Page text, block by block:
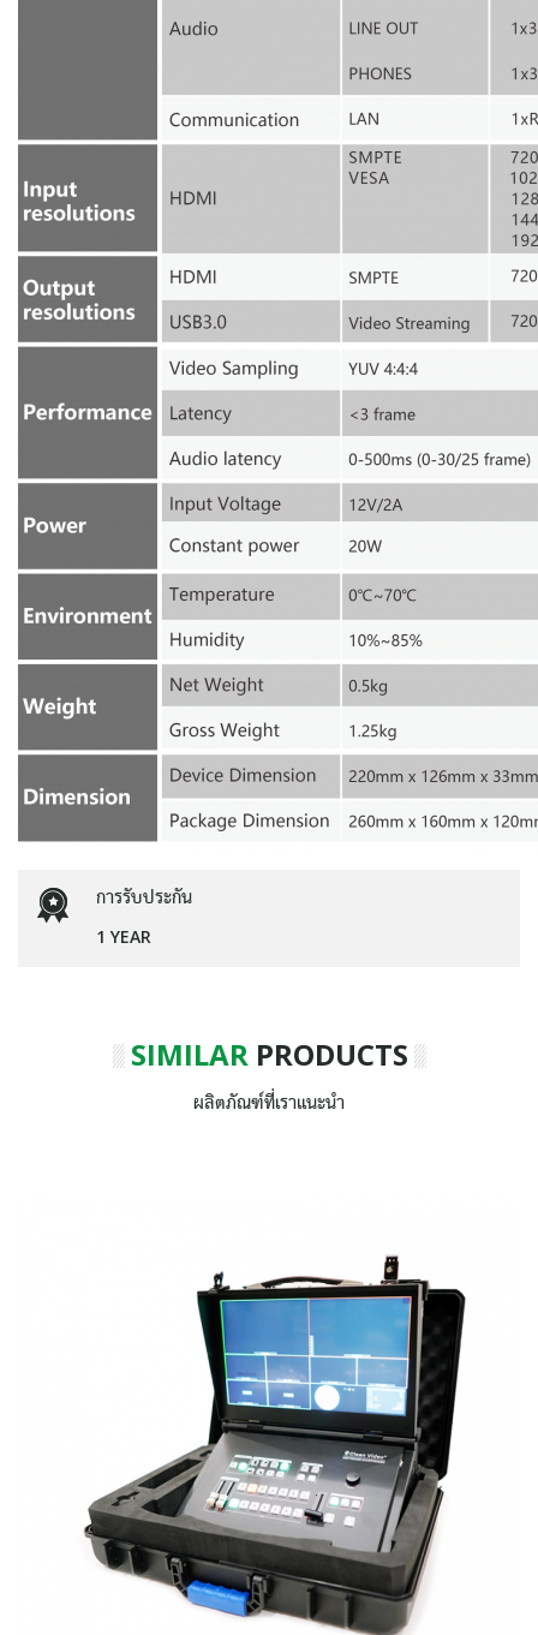
การรับประกัน
1 YEAR
SIMILARPRODUCTS
ผลิตภัณฑ์ที่เราแนะนำ